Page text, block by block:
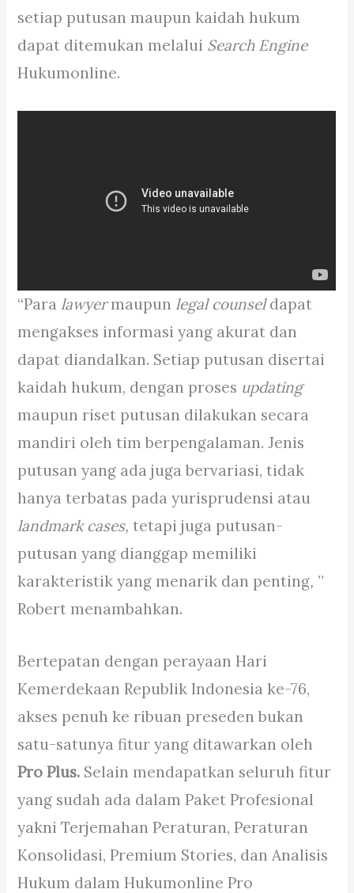
setiap putusan maupun kaidah hukum
dapat ditemukan melalui Search Engine
Hukumonline.
“Para lawyermaupun legal counseldapat
mengakses informasi yang akurat dan
dapat diandalkan. Setiap putusan disertai
kaidah hukum, dengan proses updating
maupun riset putusan dilakukan secara
mandiri oleh tim berpengalaman. Jenis
putusan yang ada juga bervariasi, tidak
hanya terbatas pada yurisprudensi atau
landmark cases, tetapi juga putusan-
putusan yang dianggap memiliki
karakteristik yang menarik dan penting, ”
Robert menambahkan.
Bertepatan dengan perayaan Hari
Kemerdekaan Republik Indonesia ke-76,
akses penuh ke ribuan preseden bukan
satu-satunya fitur yang ditawarkan oleh
Pro Plus. Selain mendapatkan seluruh fitur
yang sudah ada dalam Paket Profesional
yakni Terjemahan Peraturan, Peraturan
Konsolidasi, Premium Stories, dan Analisis
Hukum dalam Hukumonline Pro